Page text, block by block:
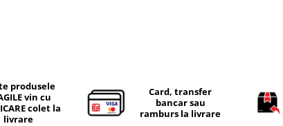
produsele
vin cu
colet la
livrare
Card, transfer
bancar sau
ramburs la livrare